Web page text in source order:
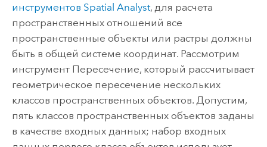
инструментов Spatial Analyst, для расчета
пространственных отношений все
пространственные объекты или растры должны
быть в общей системе координат. Рассмотрим
инструмент Пересечение, который рассчитывает
геометрическое пересечение нескольких
классов пространственных объектов. Допустим,
пять классов пространственных объектов заданы
в качестве входных данных; набор входных